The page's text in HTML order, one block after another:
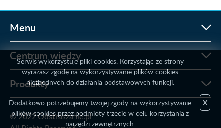
Menu
Centrum wiedzy
Produkty
© 2022 Odstraszanie.pl
Serwis wykorzystuje pliki cookies. Korzystając ze strony
wyrażasz zgodę na wykorzystywanie plików cookies
niezbędnych do działania podstawowych funkcji.
Dodatkowo potrzebujemy twojej zgody na wykorzystywanie
plików cookies przez podmioty trzecie w celu korzystania z
narzędzi zewnętrznych.
X